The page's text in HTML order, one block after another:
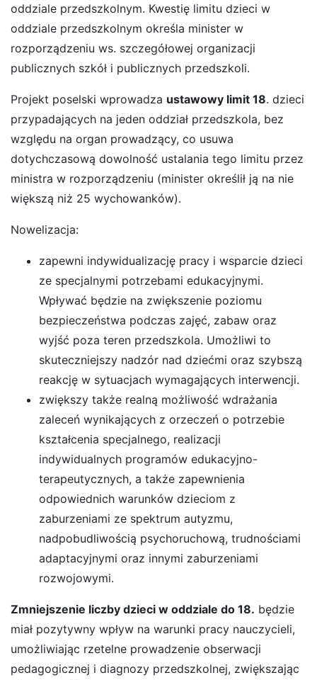
oddziale przedszkolnym. Kwestię limitu dzieci w
oddziale przedszkolnym określa minister w
rozporządzeniu ws. szczegółowej organizacji
publicznych szkół i publicznych przedszkoli.
Projekt poselski wprowadza ustawowy limit 18. dzieci
przypadających na jeden oddział przedszkola, bez
względu na organ prowadzący, co usuwa
dotychczasową dowolność ustalania tego limitu przez
ministra w rozporządzeniu (minister określił ją na nie
większą niż 25 wychowanków).
Nowelizacja:
zapewni indywidualizację pracy i wsparcie dzieci
ze specjalnymi potrzebami edukacyjnymi.
Wpływać będzie na zwiększenie poziomu
bezpieczeństwa podczas zajęć, zabaw oraz
wyjść poza teren przedszkola. Umożliwi to
skuteczniejszy nadzór nad dziećmi oraz szybszą
reakcję w sytuacjach wymagających interwencji.
zwiększy także realną możliwość wdrażania
zaleceń wynikających z orzeczeń o potrzebie
kształcenia specjalnego, realizacji
indywidualnych programów edukacyjno-
terapeutycznych, a także zapewnienia
odpowiednich warunków dzieciom z
zaburzeniami ze spektrum autyzmu,
nadpobudliwością psychoruchową, trudnościami
adaptacyjnymi oraz innymi zaburzeniami
rozwojowymi.
Zmniejszenie liczby dzieci w oddziale do 18. będzie
miał pozytywny wpływ na warunki pracy nauczycieli,
umożliwiając rzetelne prowadzenie obserwacji
pedagogicznej i diagnozy przedszkolnej, zwiększając